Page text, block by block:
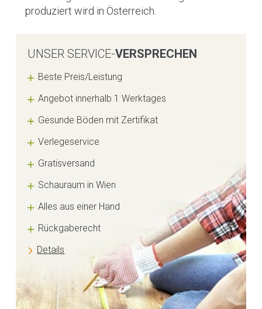
produziert wird in Österreich.
UNSER SERVICE-VERSPRECHEN
Beste Preis/Leistung
Angebot innerhalb 1 Werktages
Gesunde Böden mit Zertifikat
Verlegeservice
Gratisversand
Schauraum in Wien
Alles aus einer Hand
Rückgaberecht
Details